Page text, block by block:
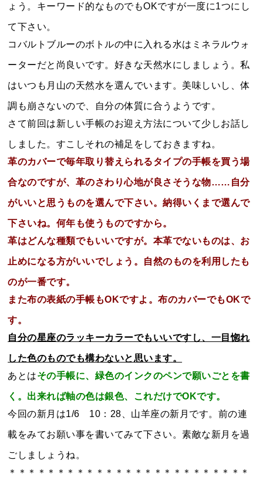
ょう。キーワード的なものでもOKですが一度に1つにし
て下さい。
コバルトブルーのボトルの中に入れる水はミネラルウォ
ーターだと尚良いです。好きな天然水にしましょう。私
はいつも月山の天然水を選んでいます。美味しいし、体
調も崩さないので、自分の体質に合うようです。
さて前回は新しい手帳のお迎え方法について少しお話し
しました。すこしそれの補足をしておきますね。
革のカバーで毎年取り替えられるタイプの手帳を買う場
合なのですが、革のさわり心地が良さそうな物……自分
がいいと思うものを選んで下さい。納得いくまで選んで
下さいね。何年も使うものですから。
革はどんな種類でもいいですが。本革でないものは、お
止めになる方がいいでしょう。自然のものを利用したも
のが一番です。
また布の表紙の手帳もOKですよ。布のカバーでもOKで
す。
自分の星座のラッキーカラーでもいいですし、一目惚れ
した色のものでも構わないと思います。
あとはその手帳に、緑色のインクのペンで願いごとを書
く。出来れば軸の色は銀色、これだけでOKです。
今回の新月は1/6 10：28、山羊座の新月です。前の連
載をみてお願い事を書いてみて下さい。素敵な新月を過
ごしましょうね。
＊＊＊＊＊＊＊＊＊＊＊＊＊＊＊＊＊＊＊＊＊＊＊＊＊